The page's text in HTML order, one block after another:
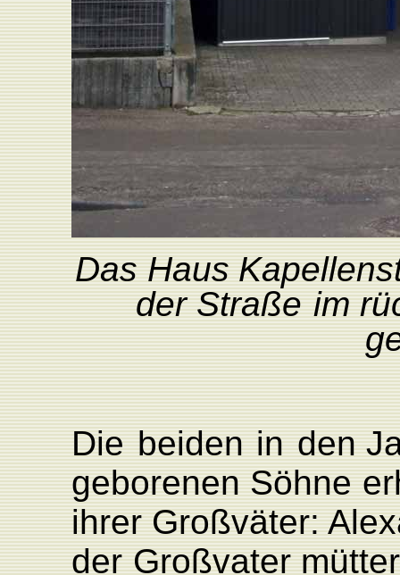
Das Haus K
der Straße im
Die beiden in den
geborenenSöhne
ihrer Großväter:
der Großvater müt